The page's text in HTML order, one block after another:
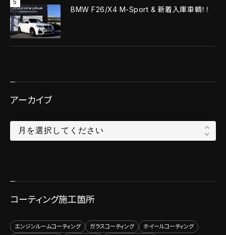
BMW F26/X4 M-Sport & 新着入庫車輌！！
アーカイブ
コーティング施工箇所
エンジンルームコーティング ガラスコーティング
ホイールコーティング